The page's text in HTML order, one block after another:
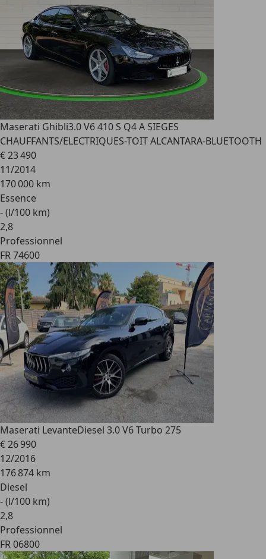
Maserati Ghibli3.0 V6 410 S Q4 A SIEGES
CHAUFFANTS/ELECTRIQUES-TOIT ALCANTARA-BLUETOOTH
€ 23 490
11/2014
170 000 km
Essence
- (l/100 km)
2,8
Professionnel
FR 74600
Maserati LevanteDiesel 3.0 V6 Turbo 275
€ 26 990
12/2016
176 874 km
Diesel
- (l/100 km)
2,8
Professionnel
FR 06800